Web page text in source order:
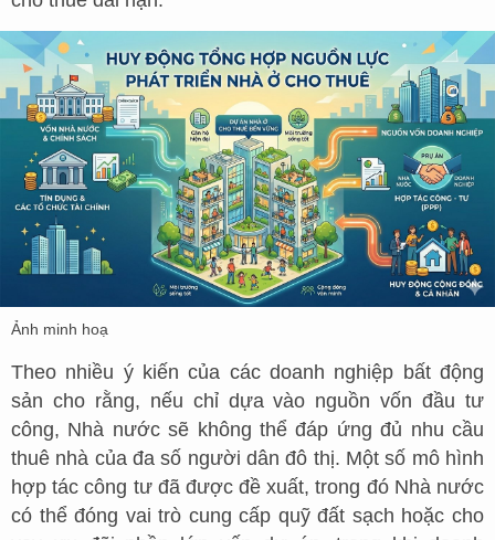
Ảnh minh hoạ
Theo nhiều ý kiến của các doanh nghiệp bất động
sản cho rằng, nếu chỉ dựa vào nguồn vốn đầu tư
công, Nhà nước sẽ không thể đáp ứng đủ nhu cầu
thuê nhà của đa số người dân đô thị. Một số mô hình
hợp tác công tư đã được đề xuất, trong đó Nhà nước
có thể đóng vai trò cung cấp quỹ đất sạch hoặc cho